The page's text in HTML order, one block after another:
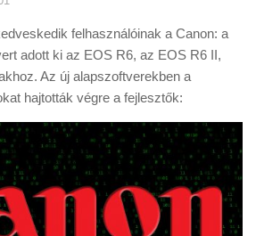
felhasználóinak a Canon: a
adott ki az EOS R6, az EOS R6 II,
Az új alapszoftverekben a
hajtották végre a fejlesztők: